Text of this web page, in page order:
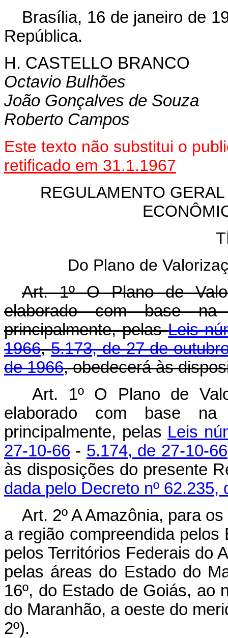
Brasília, 16 de janeiro de
República.
H. CASTELLO BRANCO
Octavio Bulhões
João Gonçalves de Souza
Roberto Campos
Este texto não substitui o
retificado em 31.1.1967
REGULAMENTO
Do Plano de
Art. 1º O Plano de
elaborado com base na
principalmente, pelasLeis
1966,5.173, de 27 de
de 1966, obedecerá às
Art. 1º O Plano de
elaborado com base na
principalmente, pelas Leis
27-10-66 - 5.174, de 27-10-66
às disposições do
dada pelo Decreto nº 62.235,
Art. 2º A Amazônia, para
a região compreendida
pelos Territórios Federais do
pelas áreas do Estado do
16º, do Estado de Goiás, ao
do Maranhão, a oeste do
2º).